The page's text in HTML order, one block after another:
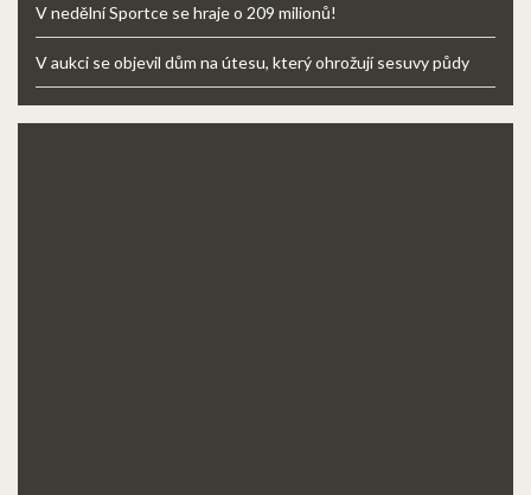
V nedělní Sportce se hraje o 209 milionů!
V aukci se objevil dům na útesu, který ohrožují sesuvy půdy